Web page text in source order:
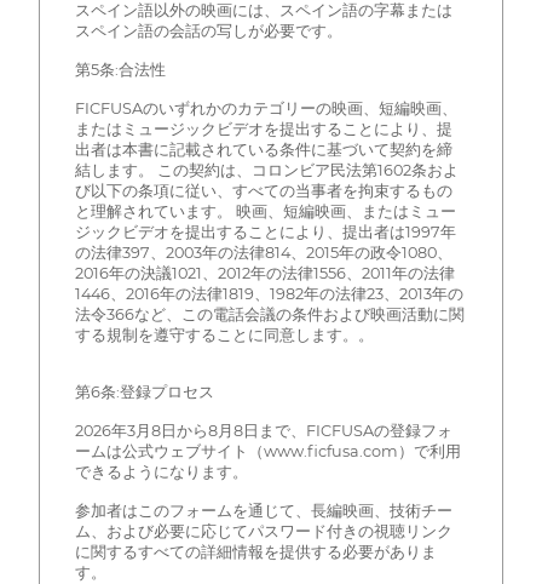
スペイン語以外の映画には、スペイン語の字幕または
スペイン語の会話の写しが必要です。
第5条:合法性
FICFUSAのいずれかのカテゴリーの映画、短編映画、
またはミュージックビデオを提出することにより、提
出者は本書に記載されている条件に基づいて契約を締
結します。 この契約は、コロンビア民法第1602条およ
び以下の条項に従い、すべての当事者を拘束するもの
と理解されています。 映画、短編映画、またはミュー
ジックビデオを提出することにより、提出者は1997年
の法律397、2003年の法律814、2015年の政令1080、
2016年の決議1021、2012年の法律1556、2011年の法律
1446、2016年の法律1819、1982年の法律23、2013年の
法令366など、この電話会議の条件および映画活動に関
する規制を遵守することに同意します。。
第6条:登録プロセス
2026年3月8日から8月8日まで、FICFUSAの登録フォ
ームは公式ウェブサイト（www.ficfusa.com）で利用
できるようになります。
参加者はこのフォームを通じて、長編映画、技術チー
ム、および必要に応じてパスワード付きの視聴リンク
に関するすべての詳細情報を提供する必要がありま
す。